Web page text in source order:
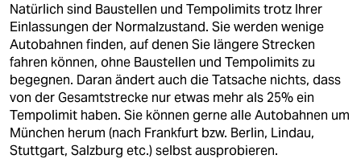
Natürlich sind Baustellen und Tempolimits trotz Ihrer
Einlassungen der Normalzustand. Sie werden wenige
Autobahnen finden, auf denen Sie längere Strecken
fahren können, ohne Baustellen und Tempolimits zu
begegnen. Daran ändert auch die Tatsache nichts, dass
von der Gesamtstrecke nur etwas mehr als 25% ein
Tempolimit haben. Sie können gerne alle Autobahnen um
München herum (nach Frankfurt bzw. Berlin, Lindau,
Stuttgart, Salzburg etc.) selbst ausprobieren.